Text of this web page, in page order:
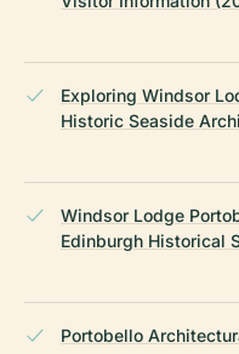
Exploring Windsor
Historic Seaside
Windsor Lodge
Edinburgh Historical
Portobello